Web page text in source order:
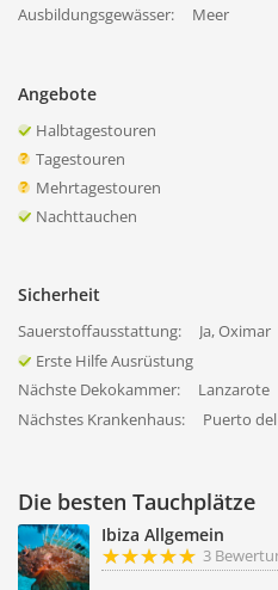
Ausbildungsgewässer:
Meer
Angebote
Halbtagestouren
Tagestouren
Mehrtagestouren
Nachttauchen
Sicherheit
Sauerstoffausstattung:
Ja, Oximar
Erste Hilfe Ausrüstung
Nächste Dekokammer:
Lanzarote
Nächstes Krankenhaus:
Puerto
Die besten Tauchplätze
Ibiza Allgemein
3